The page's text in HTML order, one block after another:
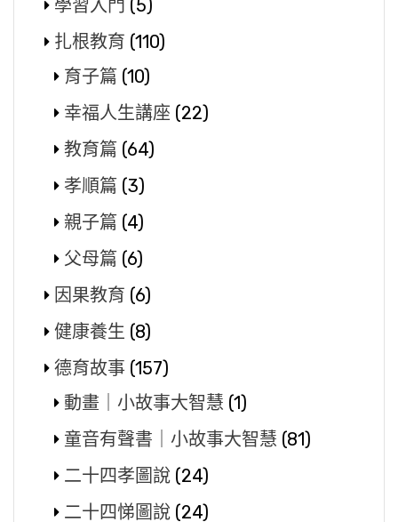
學習入門 (5)
扎根教育 (110)
育子篇 (10)
幸福人生講座 (22)
教育篇 (64)
孝順篇 (3)
親子篇 (4)
父母篇 (6)
因果教育 (6)
健康養生 (8)
德育故事 (157)
動畫｜小故事大智慧 (1)
童音有聲書｜小故事大智慧 (81)
二十四孝圖說 (24)
二十四悌圖說 (24)